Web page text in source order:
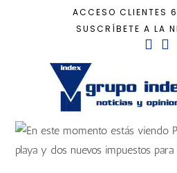
ACCESO CLIENTES
SUSCRÍBETE A LA
Sostenibilidad